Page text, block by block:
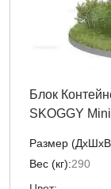
Блок
SKOGGY Mini
Размер
Вес (кг):290